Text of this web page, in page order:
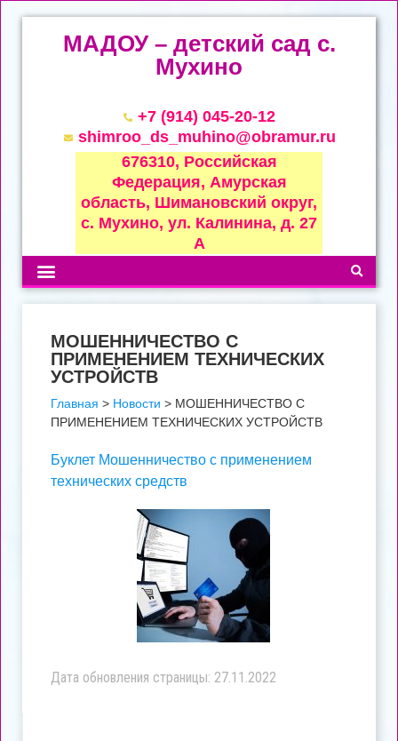
МАДОУ – детский сад с.
Мухино
+7 (914) 045-20-12
shimroo_ds_muhino@obramur.ru
676310, Российская
Федерация, Амурская
область, Шимановский округ,
с. Мухино, ул. Калинина, д. 27
А
МОШЕННИЧЕСТВО С
ПРИМЕНЕНИЕМ ТЕХНИЧЕСКИХ
УСТРОЙСТВ
Главная > Новости > МОШЕННИЧЕСТВО С
ПРИМЕНЕНИЕМ ТЕХНИЧЕСКИХ УСТРОЙСТВ
Буклет Мошенничество с применением
технических средств
Дата обновления страницы: 27.11.2022